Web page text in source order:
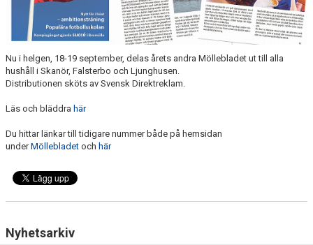
MÖLLEBLADET
SFIF PROFILER & MINNEN
BILDGALLERI
HITTA HIT
Nu i helgen, 18-19 september, delas årets andra Möllebladet ut till alla
hushåll i Skanör, Falsterbo och Ljunghusen.
Distributionen sköts av Svensk Direktreklam.
Läs och bläddra här
Du hittar länkar till tidigare nummer både på hemsidan
underMöllebladet och här
Nyhetsarkiv